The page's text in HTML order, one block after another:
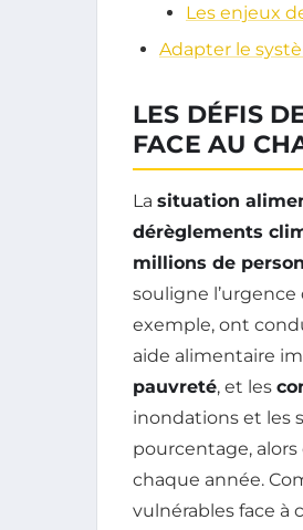
Les enjeux
Adapter le
LES DÉFIS
FACE AU
La situation
dérèglements
millions de
souligne l’urgence
exemple, ont
aide alimentaire
pauvreté, et les
inondations et les
pourcentage,
chaque année.
vulnérables face à